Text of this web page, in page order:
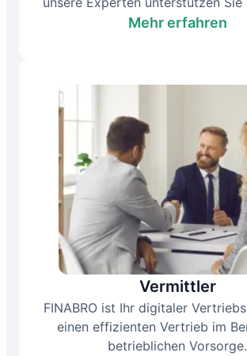
Mehr erfahren
Vermittler
FINABRO ist Ihr digitaler
einen effizienten Vertrieb im
betrieblichen Vorsorge.